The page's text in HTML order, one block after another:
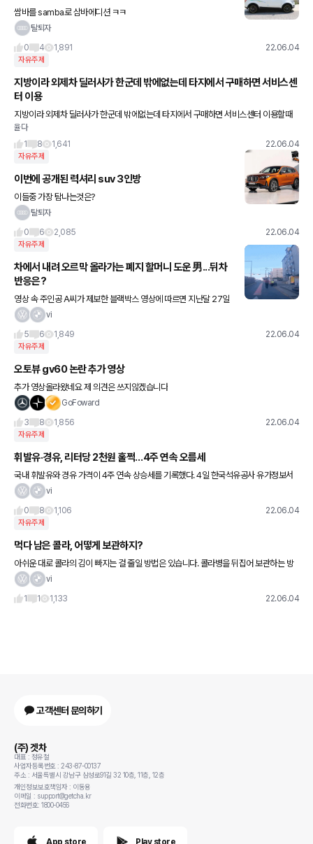
쌈바를 samba로 삼바에디션 ㅋㅋ
탈퇴자
0
4 1,891 22.06.04
자유주제
지방이라 외제차 딜러사가 한군데 밖에없는데 타지에서 구매하면 서비스센
터 이용
지방이라 외제차 딜러사가 한군데 밖에없는데 타지에서 구매하면 서비스센터 이용할때
눈치 주나요?
율다
1
8 1,641 22.06.04
자유주제
이번에 공개된 력셔리 suv 3인방
이들중 가장 탐나는것은?
탈퇴자
0
6 2,085 22.06.04
자유주제
차에서 내려 오르막 올라가는 폐지 할머니 도운 男...뒤차
반응은?
영상 속 주인공 A씨가 제보한 블랙박스 영상에 따르면 지난달 27일
오후 7시쯤 인천 문학 고속도로 진입로 터널 옆 고가 도로에서 한 할
vi
5
6 1,849 22.06.04
자유주제
오토뷰 gv60 논란 추가 영상
추가 영상올라왔네요 제 의견은 쓰지않겠습니다
GoFoward
3
8 1,856 22.06.04
자유주제
휘발유·경유, 리터당 2천원 훌쩍…4주 연속 오름세
국내 휘발유와 경유 가격이 4주 연속 상승세를 기록했다. 4일 한국석유공사 유가정보서
비스 오피넷에 따르면 6월 첫째 주(5.29∼6.2) 전국 주유소 휘발유 평균 판매가격은 전
vi
0
8 1,106 22.06.04
자유주제
먹다 남은 콜라, 어떻게 보관하지?
아쉬운 대로 콜라의 김이 빠지는 걸 줄일 방법은 있습니다. 콜라병을 뒤집어 보관하는 방
법이라고 생각하실 텐데 아닙니다. 콜라병을 뒤집어 보관하면 뚜껑으로 김이 빠져나가는
vi
1
1 1,133 22.06.04
고객센터 문의하기
(주) 겟차
대표 : 정유철
사업자등록번호 : 243-87-00137
주소 : 서울특별시 강남구 삼성로91길 32 10층, 11층, 12층
개인정보보호책임자 : 이동용
이메일 : support@getcha.kr
전화번호: 1800-0456
App store Play store